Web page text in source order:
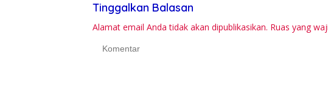
Tinggalkan Balasan
Alamat email Anda tidak akan dipublikasikan. Ruas yang